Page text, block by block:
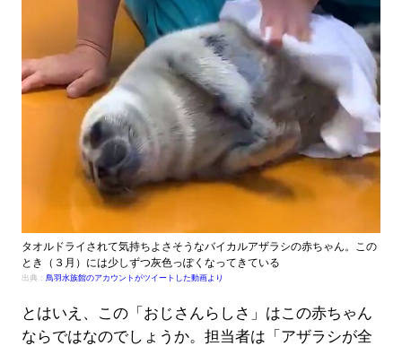
タオルドライされて気持ちよさそうなバイカルアザラシの赤ちゃん。この
とき（３月）には少しずつ灰色っぽくなってきている
出典： 鳥羽水族館のアカウントがツイートした動画より
とはいえ、この「おじさんらしさ」はこの赤ちゃん
ならではなのでしょうか。担当者は「アザラシが全